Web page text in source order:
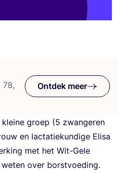
78,
Ontdek meer
groep (5 zwan­ge­ren
en lac­ta­tie­kun­di­ge Eli­sa
met het Wit-Gele
over borstvoeding.